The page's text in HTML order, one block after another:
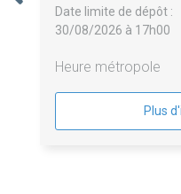
Date limite de dépôt :
30/08/2026 à 17h00
Heure métropole
Plus